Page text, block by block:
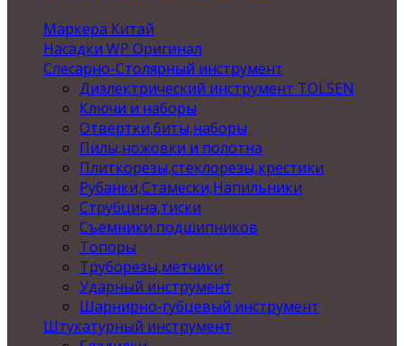
Маркера Китай
Насадки WP Оригинал
Слесарно-Столярный инструмент
Диэлектрический инструмент TOLSEN
Ключи и наборы
Отвертки,биты,наборы
Пилы,ножовки и полотна
Плиткорезы,стеклорезы,крестики
Рубанки,Стамески,Напильники
Струбцина,тиски
Съемники подшипников
Топоры
Труборезы,метчики
Ударный инструмент
Шарнирно-губцевый инструмент
Штукатурный инструмент